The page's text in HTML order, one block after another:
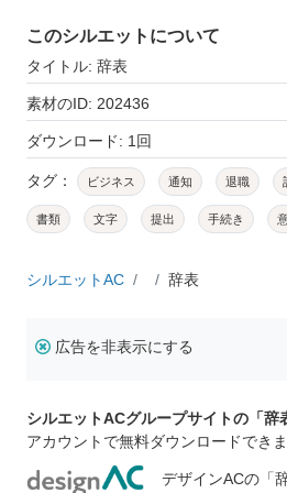
このシルエットについて
タイトル: 辞表
素材のID: 202436
ダウンロード: 1回
タグ： ビジネス 通知 退職
書類 文字 提出 手続き
シルエットAC 辞表
広告を非表示にする
シルエットACグループサイトの「辞
アカウントで無料ダウンロードできま
デザインACの「